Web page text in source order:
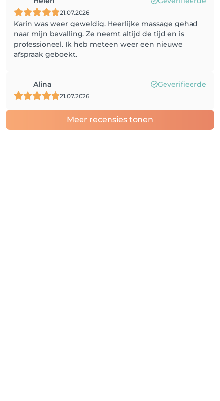
21.07.2026
Karin was weer geweldig. Heerlijke massage gehad
naar mijn bevalling. Ze neemt altijd de tijd en is
professioneel. Ik heb meteen weer een nieuwe
afspraak geboekt.
Alina Geverifieerde
21.07.2026
Meer recensies tonen